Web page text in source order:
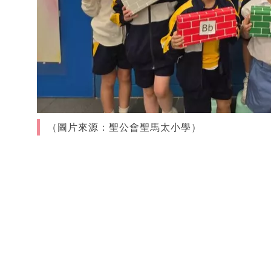
（圖片來源：聖公會聖馬太小學）